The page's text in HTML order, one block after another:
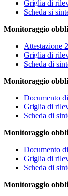
Griglia di
Scheda si
Monitoraggio
Attestazione
Griglia di
Scheda di
Monitoraggio
Documento
Griglia di
Scheda di
Monitoraggio
Documento
Griglia di
Scheda di
Monitoraggio